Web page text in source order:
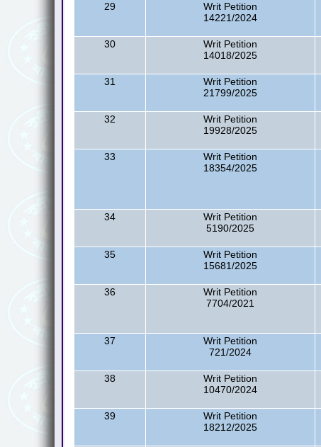
29
Writ Petition
14221/2024
30
Writ Petition
14018/2025
31
Writ Petition
21799/2025
32
Writ Petition
19928/2025
33
Writ Petition
18354/2025
34
Writ Petition
5190/2025
35
Writ Petition
15681/2025
36
Writ Petition
7704/2021
37
Writ Petition
721/2024
38
Writ Petition
10470/2024
39
Writ Petition
18212/2025